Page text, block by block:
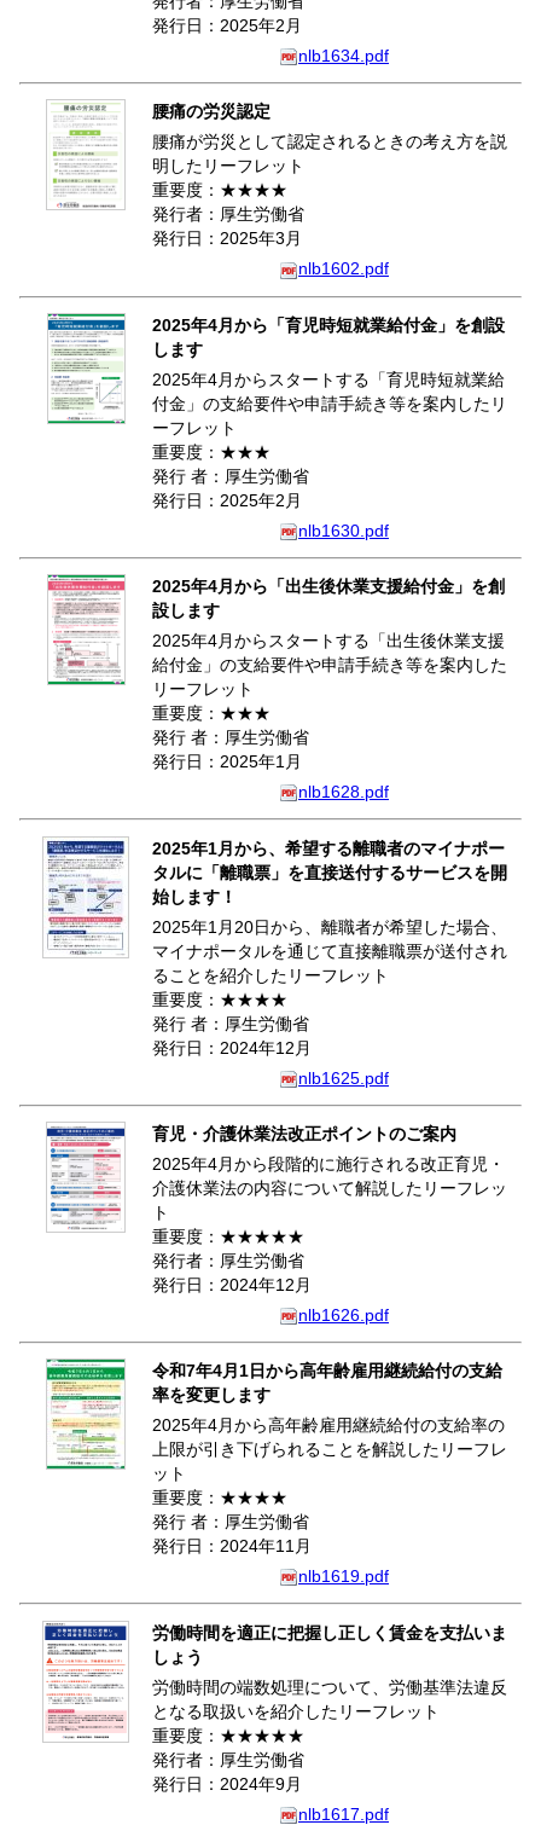
発行日：2025年2月
nlb1634.pdf
腰痛の労災認定
腰痛が労災として認定されるときの考え方を説
明したリーフレット
重要度：★★★★
発行者：厚生労働省
発行日：2025年3月
nlb1602.pdf
2025年4月から「育児時短就業給付金」を創設
します
2025年4月からスタートする「育児時短就業給
付金」の支給要件や申請手続き等を案内したリ
ーフレット
重要度：★★★
発行 者：厚生労働省
発行日：2025年2月
nlb1630.pdf
2025年4月から「出生後休業支援給付金」を創
設します
2025年4月からスタートする「出生後休業支援
給付金」の支給要件や申請手続き等を案内した
リーフレット
重要度：★★★
発行 者：厚生労働省
発行日：2025年1月
nlb1628.pdf
2025年1月から、希望する離職者のマイナポー
タルに「離職票」を直接送付するサービスを開
始します！
2025年1月20日から、離職者が希望した場合、
マイナポータルを通じて直接離職票が送付され
ることを紹介したリーフレット
重要度：★★★★
発行 者：厚生労働省
発行日：2024年12月
nlb1625.pdf
育児・介護休業法改正ポイントのご案内
2025年4月から段階的に施行される改正育児・
介護休業法の内容について解説したリーフレッ
ト
重要度：★★★★★
発行者：厚生労働省
発行日：2024年12月
nlb1626.pdf
令和7年4月1日から高年齢雇用継続給付の支給
率を変更します
2025年4月から高年齢雇用継続給付の支給率の
上限が引き下げられることを解説したリーフレ
ット
重要度：★★★★
発行 者：厚生労働省
発行日：2024年11月
nlb1619.pdf
労働時間を適正に把握し正しく賃金を支払いま
しょう
労働時間の端数処理について、労働基準法違反
となる取扱いを紹介したリーフレット
重要度：★★★★★
発行者：厚生労働省
発行日：2024年9月
nlb1617.pdf